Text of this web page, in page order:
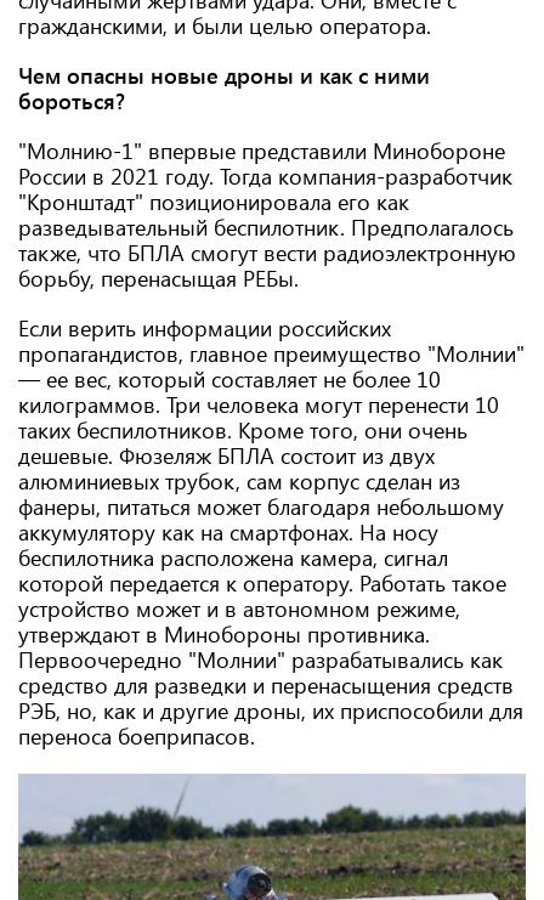
гражданскими, и были целью оператора.
Чем опасны новые дроны и как с ними
бороться?
"Молнию-1" впервые представили Минобороне
России в 2021 году. Тогда компания-разработчик
"Кронштадт" позиционировала его как
разведывательный беспилотник. Предполагалось
также, что БПЛА смогут вести радиоэлектронную
борьбу, перенасыщая РЕБы.
Если верить информации российских
пропагандистов, главное преимущество "Молнии"
— ее вес, который составляет не более 10
килограммов. Три человека могут перенести 10
таких беспилотников. Кроме того, они очень
дешевые. Фюзеляж БПЛА состоит из двух
алюминиевых трубок, сам корпус сделан из
фанеры, питаться может благодаря небольшому
аккумулятору как на смартфонах. На носу
беспилотника расположена камера, сигнал
которой передается к оператору. Работать такое
устройство может и в автономном режиме,
утверждают в Минобороны противника.
Первоочередно "Молнии" разрабатывались как
средство для разведки и перенасыщения средств
РЭБ, но, как и другие дроны, их приспособили для
переноса боеприпасов.